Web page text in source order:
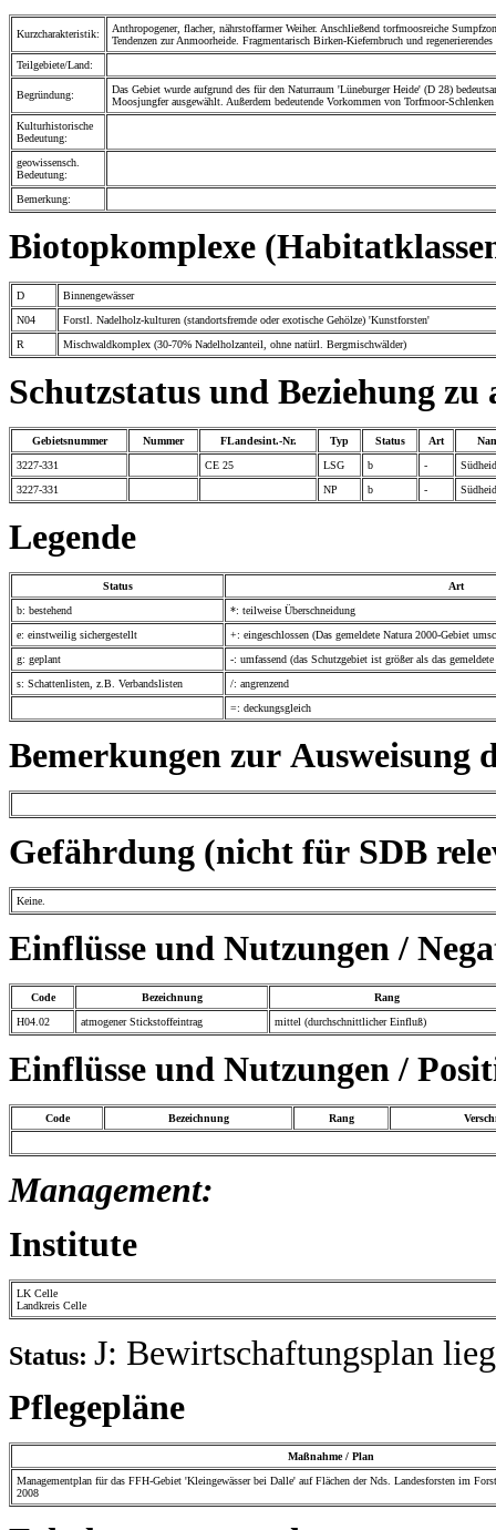
Kurzcharakteristik:
Anthropogener, flacher, nährstoffarmer Weiher. Anschließend torfmoosreiche
Tendenzen zur Anmoorheide. Fragmentarisch Birken-Kiefernbruch und
Teilgebiete/Land:
Begründung:
Das Gebiet wurde aufgrund des für den Naturraum 'Lüneburger Heide' (D 28)
Moosjungfer ausgewählt. Außerdem bedeutende Vorkommen von Torfmoor-
Kulturhistorische
Bedeutung:
geowissensch.
Bedeutung:
Bemerkung:
Biotopkomplexe
D
Binnengewässer
N04
Forstl. Nadelholz-kulturen (standortsfremde oder exotische Gehölze) 'Kunstforsten'
R
Mischwaldkomplex (30-70% Nadelholzanteil, ohne natürl. Bergmischwälder)
Schutzstatus und Beziehung
Gebietsnummer Nummer FLandesint.-Nr. Typ Status Art
3227-331
CE 25 LSG b -
3227-331
NP b -
Legende
Status
Art
b: bestehend
*: teilweise Überschneidung
e: einstweilig sichergestellt
+: eingeschlossen (Das gemeldete Natura 2000-Gebiet
g: geplant
-: umfassend (das Schutzgebiet ist größer als das
s: Schattenlisten, z.B. Verbandslisten
/: angrenzend
=: deckungsgleich
Bemerkungen zur Ausweisung
Gefährdung (nicht für SDB
Keine.
Einflüsse und Nutzungen /
Code Bezeichnung
Rang
H04.02
atmogener Stickstoffeintrag mittel (durchschnittlicher Einfluß)
Einflüsse und Nutzungen /
Code Bezeichnung Rang
Management:
Institute
LK Celle
Landkreis Celle
Status: J: Bewirtschaftungsplan
Pflegepläne
Maßnahme / Plan
Managementplan für das FFH-Gebiet 'Kleingewässer bei Dalle' auf Flächen der Nds. Landesforsten im
2008